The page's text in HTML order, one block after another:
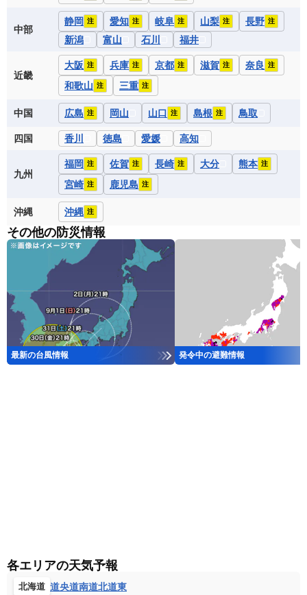
中部
静岡 注 愛知 注 岐阜 注 山梨 注 長野 注
新潟 富山 石川 福井
近畿
大阪 注 兵庫 注 京都 注 滋賀 注 奈良 注
和歌山 注 三重 注
中国 広島 注 岡山 山口 注 島根 注 鳥取
四国 香川 徳島 愛媛 高知
九州
福岡 注 佐賀 注 長崎 注 大分 熊本 注
宮崎 注 鹿児島 注
沖縄 沖縄 注
その他の防災情報
最新の台風情報 発令中の避難情報
各エリアの天気予報
北海道 道央道南道北道東